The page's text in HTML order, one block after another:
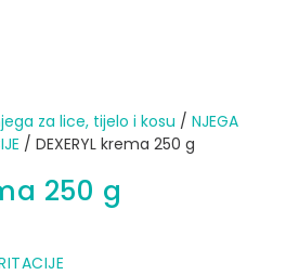
za lice, tijelo i kosu / NJEGA
/ DEXERYL krema 250 g
250 g